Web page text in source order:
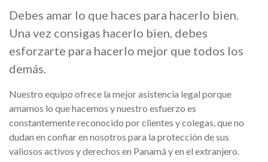
Debes amar lo que haces para hacerlo bien.
Una vez consigas hacerlo bien, debes
esforzarte para hacerlo mejor que todos los
demás.
Nuestro equipo ofrece la mejor asistencia legal porque
amamos lo que hacemos y nuestro esfuerzo es
constantemente reconocido por clientes y colegas, que no
dudan en confiar en nosotros para la protección de sus
valiosos activos y derechos en Panamá y en el extranjero.